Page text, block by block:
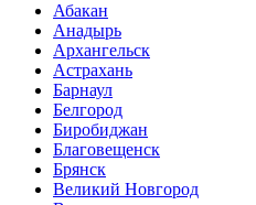
Абакан
Анадырь
Архангельск
Астрахань
Барнаул
Белгород
Биробиджан
Благовещенск
Брянск
Великий Новгород